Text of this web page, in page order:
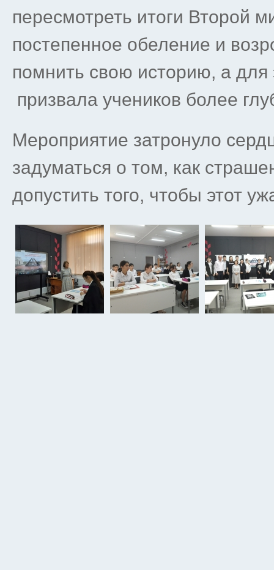
пересмотреть итоги Второй
постепенное обеление и
помнить свою историю, а
призвала учеников более
Мероприятие затронуло
задуматься о том, как
допустить того, чтобы этот